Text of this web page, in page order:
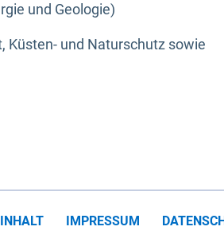
und Geologie)
Küsten- und Naturschutz sowie
INHALT IMPRESSUM